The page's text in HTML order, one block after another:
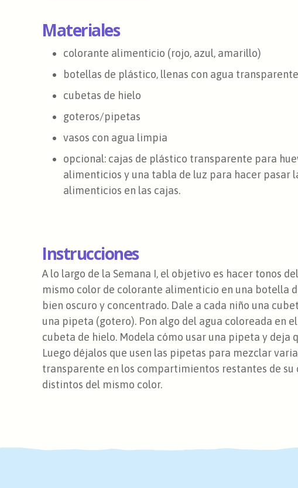
Materiales
colorante alimenticio (rojo, azul, amarillo)
botellas de plástico, llenas con agua transparente
cubetas de hielo
goteros/pipetas
vasos con agua limpia
opcional: cajas de plástico transparente para
alimenticios y una tabla de luz para hacer pasar
alimenticios en las cajas.
Instrucciones
A lo largo de la Semana I, el objetivo es hacer tonos
mismo color de colorante alimenticio en una botella
bien oscuro y concentrado. Dale a cada niño una
una pipeta (gotero). Pon algo del agua coloreada en
cubeta de hielo. Modela cómo usar una pipeta y deja
Luego déjalos que usen las pipetas para mezclar
transparente en los compartimientos restantes de su
distintos del mismo color.